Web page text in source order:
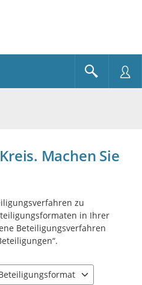
Machen Sie
zu
in Ihrer
Beteiligungsverfahren